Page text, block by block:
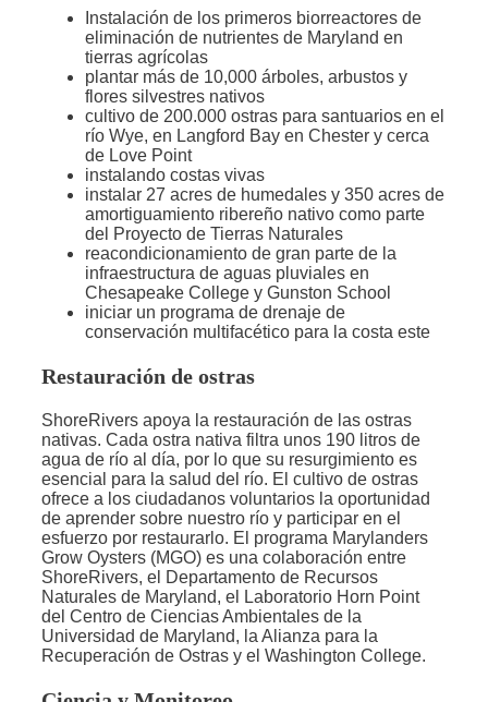
Instalación de los primeros biorreactores de
eliminación de nutrientes de Maryland en
tierras agrícolas
plantar más de 10,000 árboles, arbustos y
flores silvestres nativos
cultivo de 200.000 ostras para santuarios en el
río Wye, en Langford Bay en Chester y cerca
de Love Point
instalando costas vivas
instalar 27 acres de humedales y 350 acres de
amortiguamiento ribereño nativo como parte
del Proyecto de Tierras Naturales
reacondicionamiento de gran parte de la
infraestructura de aguas pluviales en
Chesapeake College y Gunston School
iniciar un programa de drenaje de
conservación multifacético para la costa este
Restauración de ostras
ShoreRivers apoya la restauración de las ostras
nativas. Cada ostra nativa filtra unos 190 litros de
agua de río al día, por lo que su resurgimiento es
esencial para la salud del río. El cultivo de ostras
ofrece a los ciudadanos voluntarios la oportunidad
de aprender sobre nuestro río y participar en el
esfuerzo por restaurarlo. El programa Marylanders
Grow Oysters (MGO) es una colaboración entre
ShoreRivers, el Departamento de Recursos
Naturales de Maryland, el Laboratorio Horn Point
del Centro de Ciencias Ambientales de la
Universidad de Maryland, la Alianza para la
Recuperación de Ostras y el Washington College.